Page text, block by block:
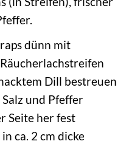
dünn mit
Dill bestreuen
und Pfeffer
Seite her fest
ca. 2 cm dicke